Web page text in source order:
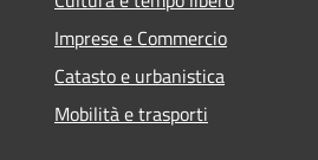
Imprese e Commercio
Catasto e urbanistica
Mobilità e trasporti